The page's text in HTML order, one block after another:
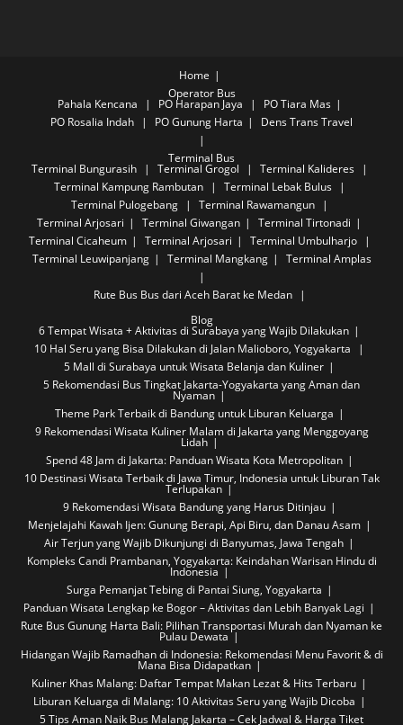
Home
Operator Bus
Pahala Kencana PO Harapan Jaya
PO Tiara Mas
PO Rosalia Indah
PO Gunung Harta Dens Trans Travel
Terminal Bus
Terminal Bungurasih Terminal Grogol
Terminal Kalideres
Terminal Kampung Rambutan
Terminal Lebak Bulus
Terminal Pulogebang
Terminal Rawamangun
Terminal Arjosari
Terminal Giwangan
Terminal Tirtonadi
Terminal Cicaheum
Terminal Arjosari
Terminal Umbulharjo
Terminal Leuwipanjang
Terminal Mangkang Terminal Amplas
Rute Bus Bus dari Aceh Barat ke Medan
Blog
6 Tempat Wisata + Aktivitas di Surabaya yang Wajib Dilakukan
10 Hal Seru yang Bisa Dilakukan di Jalan Malioboro, Yogyakarta
5 Mall di Surabaya untuk Wisata Belanja dan Kuliner
5 Rekomendasi Bus Tingkat Jakarta-Yogyakarta yang Aman dan
Nyaman
Theme Park Terbaik di Bandung untuk Liburan Keluarga
9 Rekomendasi Wisata Kuliner Malam di Jakarta yang Menggoyang
Lidah
Spend 48 Jam di Jakarta: Panduan Wisata Kota Metropolitan
10 Destinasi Wisata Terbaik di Jawa Timur, Indonesia untuk Liburan Tak
Terlupakan
9 Rekomendasi Wisata Bandung yang Harus Ditinjau
Menjelajahi Kawah Ijen: Gunung Berapi, Api Biru, dan Danau Asam
Air Terjun yang Wajib Dikunjungi di Banyumas, Jawa Tengah
Kompleks Candi Prambanan, Yogyakarta: Keindahan Warisan Hindu di
Indonesia
Surga Pemanjat Tebing di Pantai Siung, Yogyakarta
Panduan Wisata Lengkap ke Bogor – Aktivitas dan Lebih Banyak Lagi
Rute Bus Gunung Harta Bali: Pilihan Transportasi Murah dan Nyaman ke
Pulau Dewata
Hidangan Wajib Ramadhan di Indonesia: Rekomendasi Menu Favorit & di
Mana Bisa Didapatkan
Kuliner Khas Malang: Daftar Tempat Makan Lezat & Hits Terbaru
Liburan Keluarga di Malang: 10 Aktivitas Seru yang Wajib Dicoba
5 Tips Aman Naik Bus Malang Jakarta – Cek Jadwal & Harga Tiket